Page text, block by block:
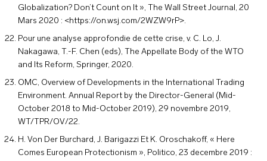
Globalization? Don’t Count on It », The Wall Street Journal, 20
Mars 2020 : <https://on.wsj.com/2WZW9rP>.
Pour une analyse approfondie de cette crise, v. C. Lo, J.
Nakagawa, T.-F. Chen (eds), The Appellate Body of the WTO
and Its Reform, Springer, 2020.
OMC, Overview of Developments in the International Trading
Environment. Annual Report by the Director-General (Mid-
October 2018 to Mid-October 2019), 29 novembre 2019,
WT/TPR/OV/22.
H. Von Der Burchard, J. Barigazzi Et K. Oroschakoff, « Here
Comes European Protectionism », Politico, 23 decembre 2019 :